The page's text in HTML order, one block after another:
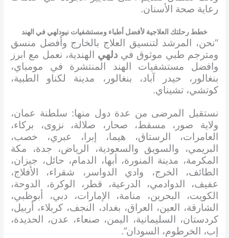
رعاية صحة الأسنان.
خطط رحلتك العلاجية لأفضل أطباء ومستشفيات نيودلهي في الهند
“نحن، المرشد لتنسيق العلاج بالخارج وأفضل منسق
ومترجم طبي موثوق في دلهي الهندية، نعمل مع ابرز
وافضل مستشفيات الهند المنتشرة في مومباي،
بنغالور، حيدر آباد، بنغالور، مدينة لكناو الطبية،
كوتشي، تشيناي.
نستقبل المرضى من عدة دول منها: سلطنة عمان،
ولاية صور، مسقط، صحار، صلالة، نزوى، بركاء،
العامرات، الرستاق، هيما، إبرا، عبري، خصب،
البريمي، والسويق والسعودية، الرياض، جدة، مكة
المكرمة، مدينة المنورة، أبها، الدمام، حائل، جيزان،
الطائف، الخرج، وادي الدواسر، شقراء، الأفلاج،
عفيف، الدوادمي، الدرعية، قطر، الوكرة، الدوحة،
الكويت، البحرين، منامة، الإمارات، دبي، أبوظبي،
الشارقة، العين، العراق، بغداد، النجف، كربلاء، أربيل،
كردستان، السليمانية، اليمن، صنعاء، عدن، الحديدة،
إب، الخرطوم، السودان”.